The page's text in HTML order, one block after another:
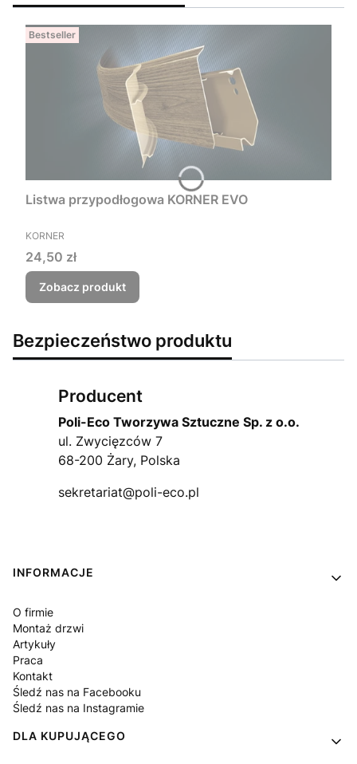
Bestseller
Listwa przypodłogowa KORNER EVO
PRODUCENT
KORNER
Cena
24,50 zł
Zobacz produkt
Bezpieczeństwo produktu
Producent
Poli-Eco Tworzywa Sztuczne Sp. z o.o.
ul. Zwycięzców 7
68-200 Żary, Polska
sekretariat@poli-eco.pl
Linki w stopce
INFORMACJE
O firmie
Montaż drzwi
Artykuły
Praca
Kontakt
Śledź nas na Facebooku
Śledź nas na Instagramie
DLA KUPUJĄCEGO